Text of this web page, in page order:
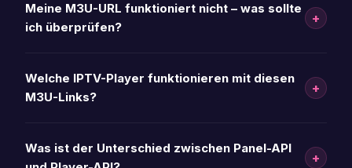
Meine M3U-URL funktioniert nicht – was sollte
ich überprüfen?
+
Welche IPTV-Player funktionieren mit diesen
M3U-Links?
+
Was ist der Unterschied zwischen Panel-API
+